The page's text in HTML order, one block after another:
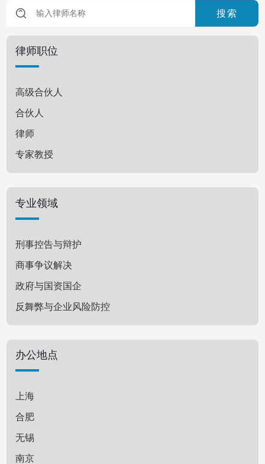
搜索
律师职位
高级合伙人
合伙人
律师
专家教授
专业领域
刑事控告与辩护
商事争议解决
政府与国资国企
反舞弊与企业风险防控
刑民交叉
投资并购与公司治理
银行与金融
知识产权与竞争法
文化传媒与科技
房地产与建设工程
婚姻家事与财富管理
办公地点
上海
合肥
无锡
南京